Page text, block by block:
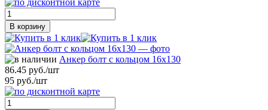
В корзину
Анкер болт с кольцом 16х130
86.45 руб./шт
95 руб./шт